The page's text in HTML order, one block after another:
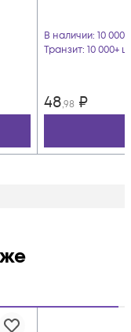
В наличии: 10
Транзит: 10 000+
48,98 ₽